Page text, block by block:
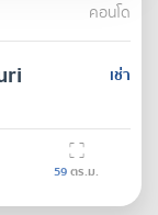
คอนโด
เช่า
59ตร.ม.